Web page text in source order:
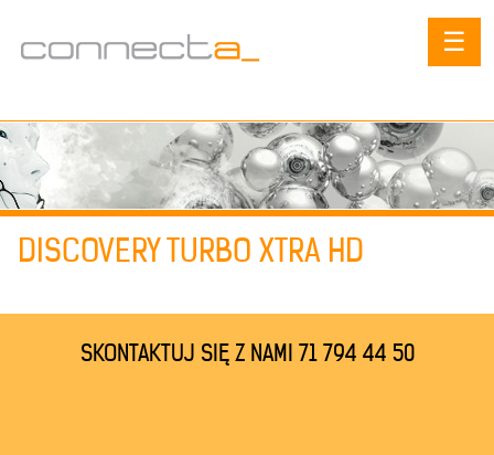
☰
DISCOVERY TURBO XTRA HD
SKONTAKTUJ SIĘ Z NAMI 71 794 44 50